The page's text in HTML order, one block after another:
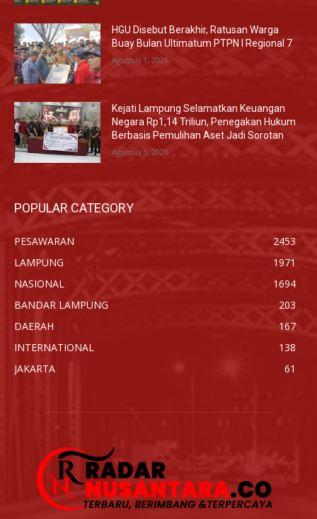
HGU Disebut Berakhir, Ratusan Warga
Buay Bulan Ultimatum PTPN I Regional 7
Agustus 1, 2026
Kejati Lampung Selamatkan Keuangan
Negara Rp1,14 Triliun, Penegakan Hukum
Berbasis Pemulihan Aset Jadi Sorotan
Agustus 5, 2026
POPULAR CATEGORY
PESAWARAN
2453
LAMPUNG
1971
NASIONAL
1694
BANDAR LAMPUNG
203
DAERAH
167
INTERNATIONAL
138
JAKARTA
61